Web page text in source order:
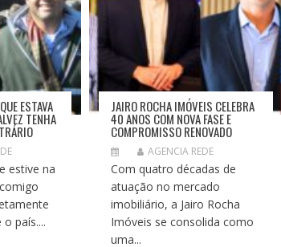
ESTAVA
TENHA
estive na
país....
JAIRO ROCHA IMÓVEIS CELEBRA
40 ANOS COM NOVA FASE E
COMPROMISSO RENOVADO
AGENCIA REDE
Com quatro décadas de
atuação no mercado
imobiliário, a Jairo Rocha
Imóveis se consolida como
uma...